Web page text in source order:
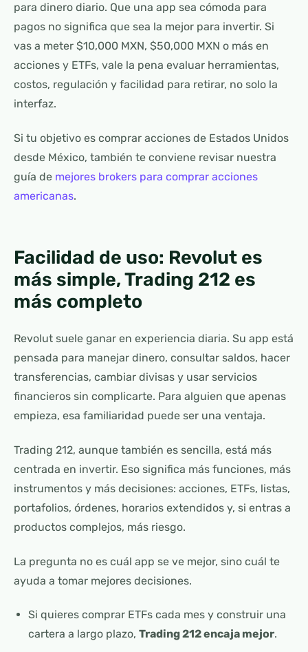
para dinero diario. Que una app sea cómoda para
pagos no significa que sea la mejor para invertir. Si
vas a meter $10,000 MXN, $50,000 MXN o más en
acciones y ETFs, vale la pena evaluar herramientas,
costos, regulación y facilidad para retirar, no solo la
interfaz.
Si tu objetivo es comprar acciones de Estados Unidos
desde México, también te conviene revisar nuestra
guía de mejores brokers para comprar acciones
americanas.
Facilidad de uso: Revolut es
más simple, Trading 212 es
más completo
Revolut suele ganar en experiencia diaria. Su app está
pensada para manejar dinero, consultar saldos, hacer
transferencias, cambiar divisas y usar servicios
financieros sin complicarte. Para alguien que apenas
empieza, esa familiaridad puede ser una ventaja.
Trading 212, aunque también es sencilla, está más
centrada en invertir. Eso significa más funciones, más
instrumentos y más decisiones: acciones, ETFs, listas,
portafolios, órdenes, horarios extendidos y, si entras a
productos complejos, más riesgo.
La pregunta no es cuál app se ve mejor, sino cuál te
ayuda a tomar mejores decisiones.
Si quieres comprar ETFs cada mes y construir una
cartera a largo plazo, Trading 212 encaja mejor.